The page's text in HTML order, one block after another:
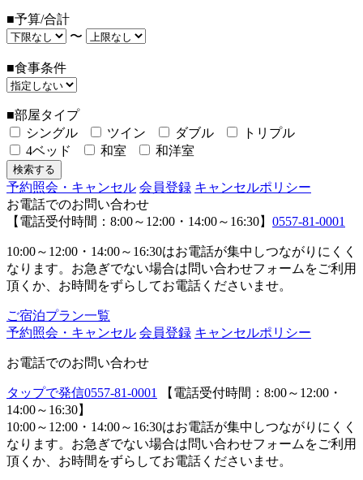
■予算/合計
〜
■食事条件
■部屋タイプ
シングル
ツイン ダブル
トリプル
4ベッド
和室 和洋室
予約照会・キャンセル 会員登録 キャンセルポリシー
お電話でのお問い合わせ
【電話受付時間：8:00～12:00・14:00～16:30】 0557-81-0001
10:00～12:00・14:00～16:30はお電話が集中しつながりにくく
なります。お急ぎでない場合は問い合わせフォームをご利用
頂くか、お時間をずらしてお電話くださいませ。
ご宿泊プラン一覧
予約照会・キャンセル 会員登録 キャンセルポリシー
お電話でのお問い合わせ
タップで発信0557-81-0001
【電話受付時間：8:00～12:00・
14:00～16:30】
10:00～12:00・14:00～16:30はお電話が集中しつながりにくく
なります。お急ぎでない場合は問い合わせフォームをご利用
頂くか、お時間をずらしてお電話くださいませ。